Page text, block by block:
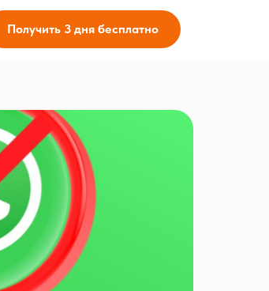
Получить 3 дня бесплатно